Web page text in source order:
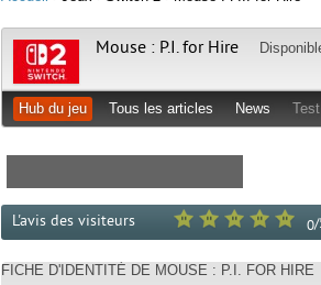
Mouse : P.I. for Hire
Hub du jeu Tous les articles News Test
0/
L'avis des visiteurs
FICHE D'IDENTITÉ DE MOUSE : P.I. FOR HIRE